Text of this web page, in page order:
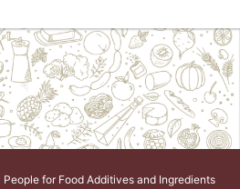
for Food Additives and Ingredients